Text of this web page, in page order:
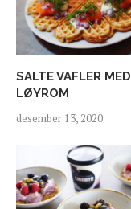
SALTE VAFLER MED
LØYROM
desember 13, 2020